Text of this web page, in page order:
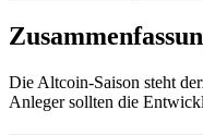
Die Altcoin-Saison steht
Anleger sollten die